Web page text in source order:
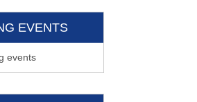
EVENTS
events